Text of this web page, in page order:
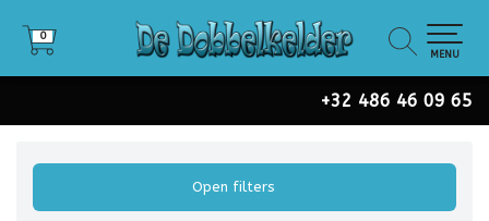
+32 486 46 09 65
0
0
MENU
Open filters